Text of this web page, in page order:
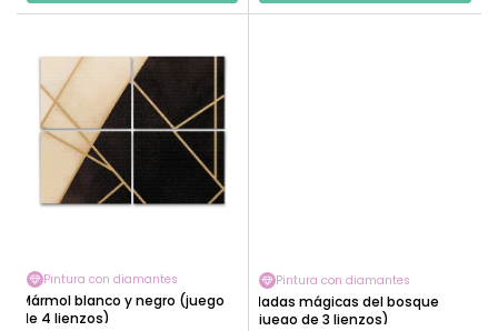
S
Pintura con diamantes
Mármol blanco y negro (juego
de 4 lienzos)
Pintura con diamantes
Hadas mágicas del bosque
(juego de 3 lienzos)